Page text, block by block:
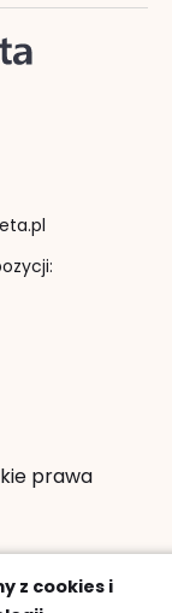
prawa
z cookies i